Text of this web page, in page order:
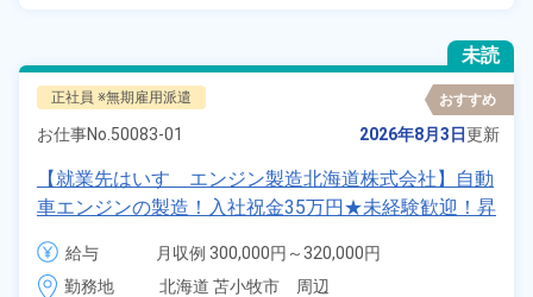
未読
正社員 ※無期雇用派遣 おすすめ
お仕事No. 50083-01 2026年8月3日更新
【就業先はいすゞエンジン製造北海道株式会社】自動
車エンジンの製造！入社祝金35万円★未経験歓迎！昇
給＆業績賞与あり！土日休み！マイカー通勤OK♪《北
海道苫小牧市》
給与
月収例 300,000円～320,000円
給与 225,900円～225,900円
勤務地
北海道 苫小牧市　周辺